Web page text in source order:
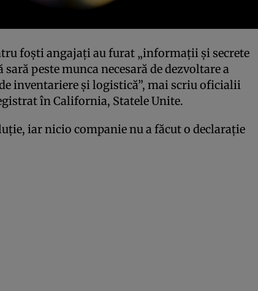
foşti angajaţi au furat „informaţii şi secrete
peste munca necesară de dezvoltare a
inventariere şi logistică”, mai scriu oficialii
în California, Statele Unite.
iar nicio companie nu a făcut o declaraţie